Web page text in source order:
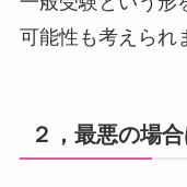
可能性も考えられ
２，最悪の場